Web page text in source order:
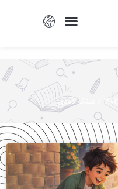
/ عینک دودی